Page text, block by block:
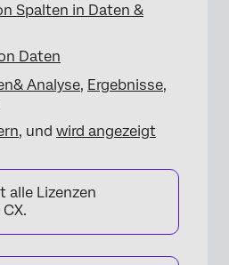
Spalten in Daten &
Daten
Analyse, Ergebnisse,
, und wird angezeigt
alle Lizenzen